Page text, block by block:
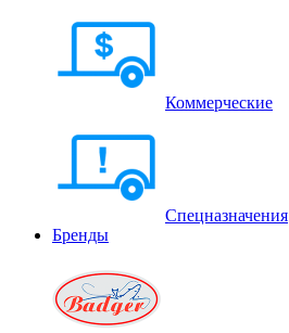
Коммерческие
Спецназначения
Бренды